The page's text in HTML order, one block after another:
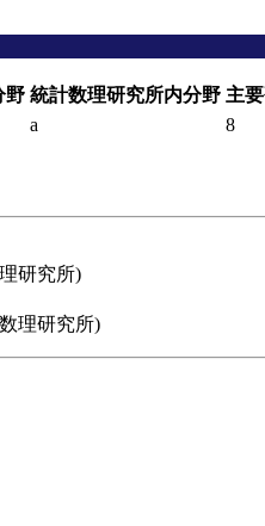
野 統計数理研究所内分野 主
a 8
研究所)
理研究所)